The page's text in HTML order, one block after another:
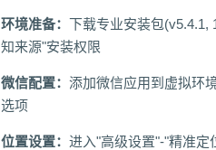
环境准备： 下载专业安装包(v5.4.1,
知来源"安装权限
微信配置： 添加微信应用到虚拟环
选项
位置设置： 进入"高级设置"-"精准定